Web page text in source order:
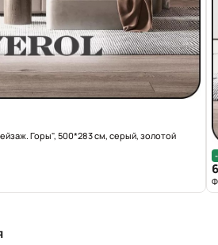
Горы", 500*283 см, серый, золотой